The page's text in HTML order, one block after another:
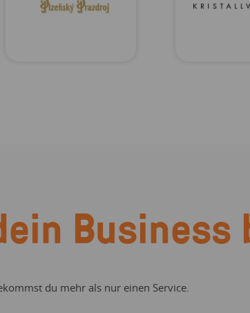
du mehr als nur einen Service.